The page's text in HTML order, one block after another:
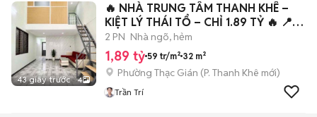
Hoang Van Thu , PN ,
TPHCM
43 giây trước 4
🔥 NHÀ TRUNG TÂM THANH KHÊ –
KIỆT LÝ THÁI TỔ – CHỈ 1.89 TỶ 🔥 📍
Kiệt Lý
2 PN Nhà ngõ, hẻm
1,89 tỷ 59 tr/m² 32 m²
Phường Thạc Gián (P. Thanh Khê mới)
Trần Trí